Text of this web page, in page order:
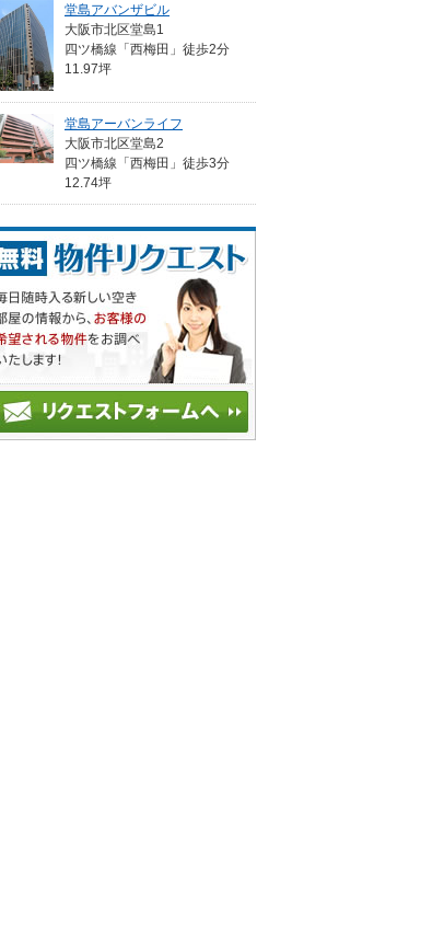
堂島アバンザビル
大阪市北区堂島1
四ツ橋線「西梅田」徒歩2分
11.97坪
堂島アーバンライフ
大阪市北区堂島2
四ツ橋線「西梅田」徒歩3分
12.74坪